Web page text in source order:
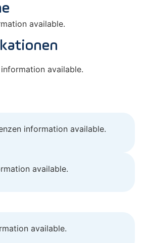
available.
available.
information available.
available.
available.